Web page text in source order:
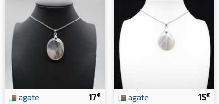
17€
agate 15€
agate